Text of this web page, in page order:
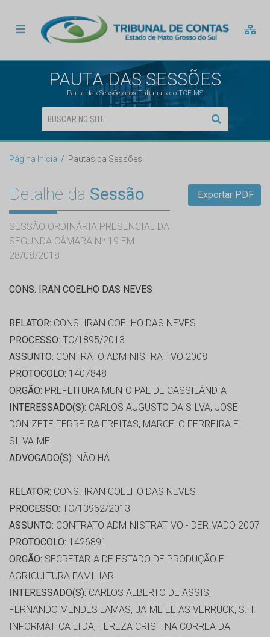
PAUTA DAS SESSÕES
Pauta das Sessões dos Tribunais do TCE MS
Página Inicial Pautas da Sessões
Detalhe da Sessão
SESSÃO ORDINÁRIA PRESENCIAL DA
SEGUNDA CÂMARA Nº 19 EM
28/08/2018
Exportar PDF
CONS. IRAN COELHO DAS NEVES
RELATOR: CONS. IRAN COELHO DAS NEVES
PROCESSO: TC/1895/2013
ASSUNTO: CONTRATO ADMINISTRATIVO 2008
PROTOCOLO: 1407848
ORGÃO: PREFEITURA MUNICIPAL DE CASSILÂNDIA
INTERESSADO(S): CARLOS AUGUSTO DA SILVA, JOSE
DONIZETE FERREIRA FREITAS, MARCELO FERREIRA E
SILVA-ME
ADVOGADO(S): NÃO HÁ
RELATOR: CONS. IRAN COELHO DAS NEVES
PROCESSO: TC/13962/2013
ASSUNTO: CONTRATO ADMINISTRATIVO - DERIVADO 2007
PROTOCOLO: 1426891
ORGÃO: SECRETARIA DE ESTADO DE PRODUÇÃO E
AGRICULTURA FAMILIAR
INTERESSADO(S): CARLOS ALBERTO DE ASSIS,
FERNANDO MENDES LAMAS, JAIME ELIAS VERRUCK, S.H.
INFORMÁTICA LTDA, TEREZA CRISTINA CORREA DA